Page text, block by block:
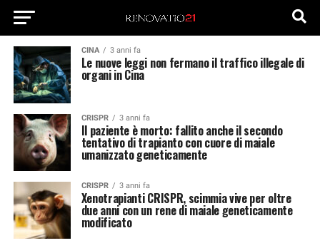
CINA 3 anni fa
Le nuove leggi non fermano il traffico illegale di
organi in Cina
CRISPR 3 anni fa
Il paziente è morto: fallito anche il secondo
tentativo di trapianto con cuore di maiale
umanizzato geneticamente
CRISPR 3 anni fa
Xenotrapianti CRISPR, scimmia vive per oltre
due anni con un rene di maiale geneticamente
modificato